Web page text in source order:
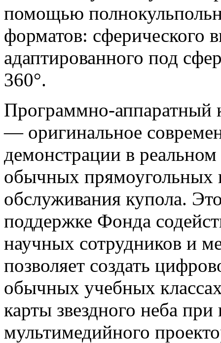
помощью
форматов: сферического
адаптированного под
360°.
Программно-аппаратный
— оригинальное
демонстрации в
обычных прямоугольных
обслуживания купола.
поддержке Фонда
научных сотрудников и
позволяет создать
обычных учебных
карты звездного неба
мультимедийного